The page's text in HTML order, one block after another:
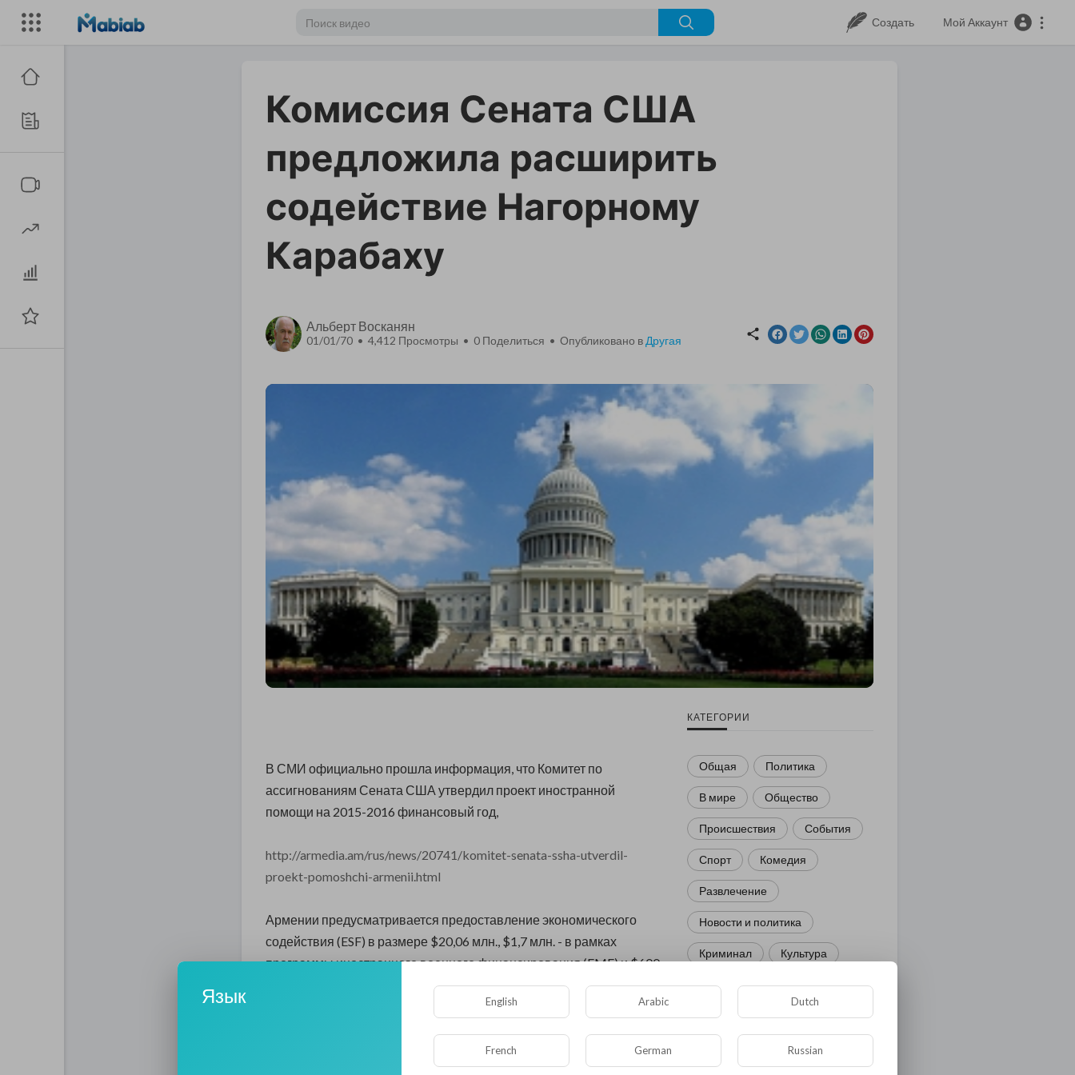
Создать Мой Аккаунт
Комиссия Сената США
предложила расширить
содействие Нагорному
Карабаху
Альберт Восканян
01/01/70 • 4,412 Просмотры • 0 Поделиться • Опубликовано в Другая
В СМИ официально прошла информация, что Комитет по
ассигнованиям Сената США утвердил проект иностранной
помощи на 2015-2016 финансовый год,
http://armedia.am/rus/news/20741/komitet-senata-ssha-utverdil-
proekt-pomoshchi-armenii.html
Армении предусматривается предоставление экономического
содействия (ESF) в размере $20,06 млн., $1,7 млн. - в рамках
программы иностранного военного финансирования (FMF) и $600
тыс. - по программе международного военного образования и
В то же время Комитет предлагает предоставить экономическую
помощь Азербайджану в размере $8,778 млн., Грузии - $54 млн.
КАТЕГОРИИ
Общая Политика
В мире Общество
Происшествия События
Спорт Комедия
Развлечение
Новости и политика
Криминал Культура
Флора и фауна ЖКХ
История Медицина
Язык English Arabic Dutch
French German Russian